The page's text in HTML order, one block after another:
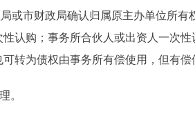
市财政局确认归属原主办单位所有
认购；事务所合伙人或出资人一次
转为债权由事务所有偿使用，但有
。